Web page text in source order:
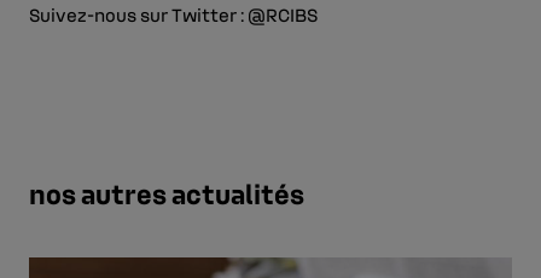
Suivez-nous sur Twitter : @RCIBS
nos autres actualités